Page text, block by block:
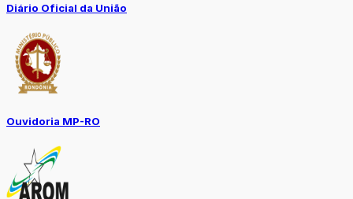
Diário Oficial da União
Ouvidoria MP-RO